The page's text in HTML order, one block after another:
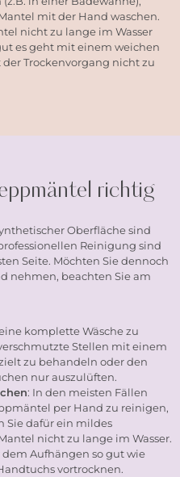
mit der Hand waschen.
nicht zu lange im Wasser
es geht mit einem weichen
Trockenvorgang nicht zu
richtig
Oberfläche sind
Reinigung sind
Seite. Möchten Sie dennoch
nehmen, beachten Sie am
komplette Wäsche zu
Stellen mit einem
zu behandeln oder den
nur auszulüften.
: In den meisten Fällen
per Hand zu reinigen,
Sie dafür ein mildes
nicht zu lange im Wasser.
dem Aufhängen so gut wie
vortrocknen.